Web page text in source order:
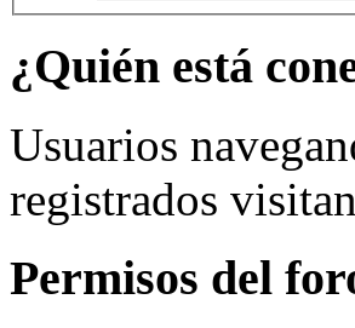
¿Quién está
Usuarios
registrados
Permisos del